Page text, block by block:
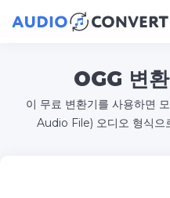
OGG 변
이 무료 변환기를 사용하면
Audio File) 오디오 형식으